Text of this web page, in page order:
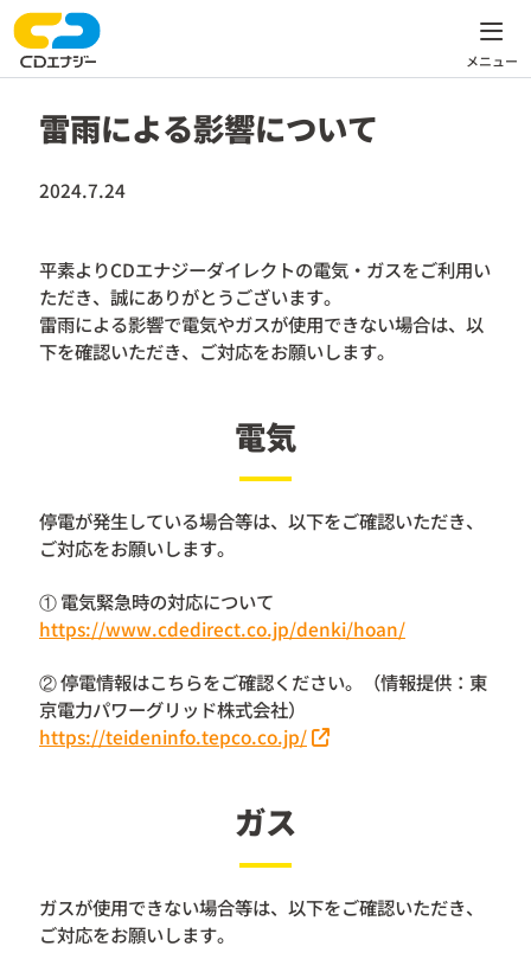
雷雨による影響について
2024.7.24
平素よりCDエナジーダイレクトの電気・ガスをご利用い
ただき、誠にありがとうございます。
雷雨による影響で電気やガスが使用できない場合は、以
下を確認いただき、ご対応をお願いします。
電気
停電が発生している場合等は、以下をご確認いただき、
ご対応をお願いします。
① 電気緊急時の対応について
https://www.cdedirect.co.jp/denki/hoan/
② 停電情報はこちらをご確認ください。（情報提供：東
京電力パワーグリッド株式会社）
https://teideninfo.tepco.co.jp/
ガス
ガスが使用できない場合等は、以下をご確認いただき、
ご対応をお願いします。